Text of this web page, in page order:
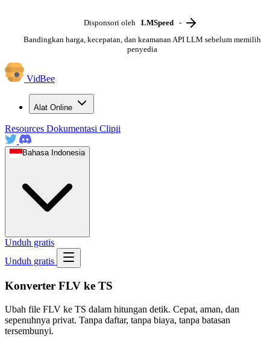
Disponsori oleh LMSpeed -
Bandingkan harga, kecepatan, dan keamanan API LLM sebelum memilih
penyedia
VidBee
Alat Online
Resources Dokumentasi Clipii
Bahasa Indonesia
Unduh gratis
Unduh gratis
Konverter FLV ke TS
Ubah file FLV ke TS dalam hitungan detik. Cepat, aman, dan
sepenuhnya privat. Tanpa daftar, tanpa biaya, tanpa batasan
tersembunyi.